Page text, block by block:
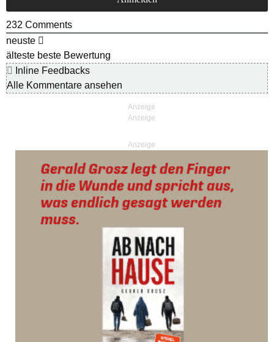
232 Comments
neuste
älteste beste Bewertung
Inline Feedbacks
Alle Kommentare ansehen
Anzeige